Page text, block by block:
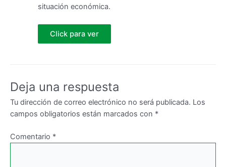
situación económica.
Click para ver
Deja una respuesta
Tu dirección de correo electrónico no será publicada. Los
campos obligatorios están marcados con *
Comentario *